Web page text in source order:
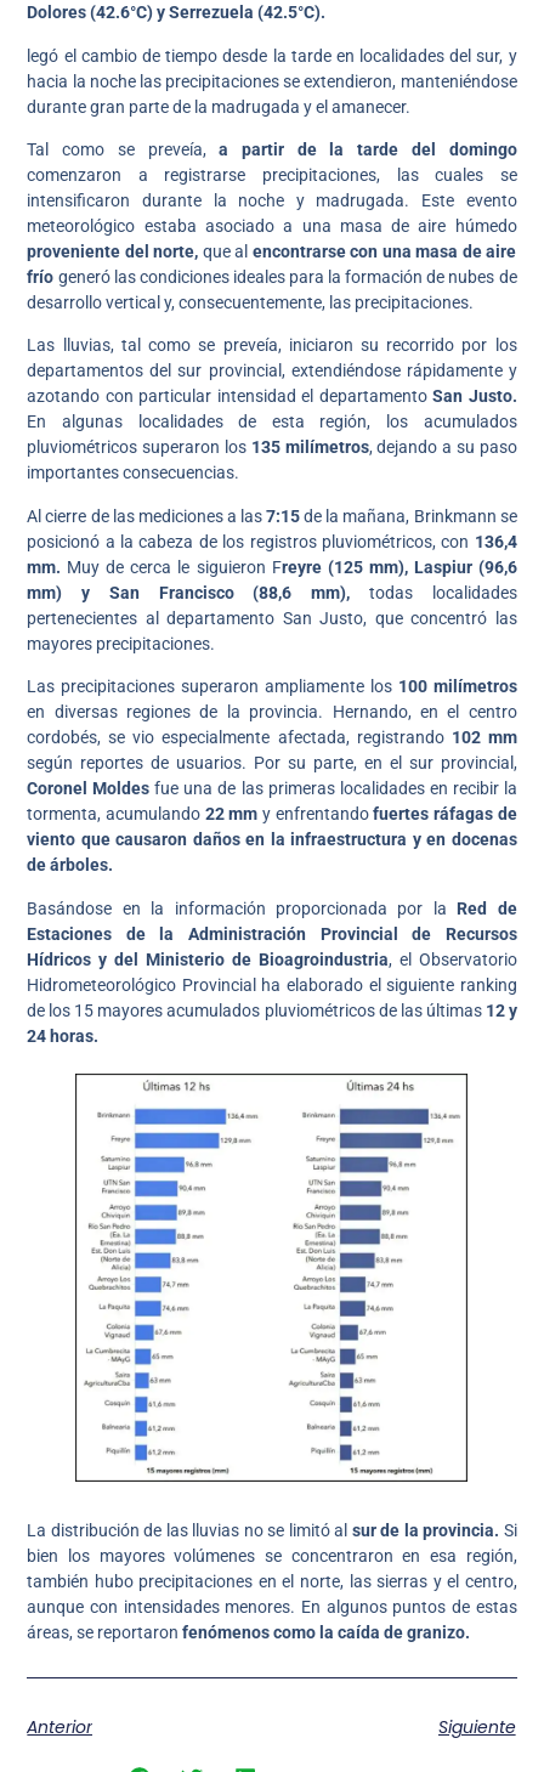
Dolores (42.6°C) y Serrezuela (42.5°C).
legó el cambio de tiempo desde la tarde en localidades del sur, y
hacia la noche las precipitaciones se extendieron, manteniéndose
durante gran parte de la madrugada y el amanecer.
Tal como se preveía, a partir de la tarde del domingo
comenzaron a registrarse precipitaciones, las cuales se
intensificaron durante la noche y madrugada. Este evento
meteorológico estaba asociado a una masa de aire húmedo
proveniente del norte, que al encontrarse con una masa de aire
frío generó las condiciones ideales para la formación de nubes de
desarrollo vertical y, consecuentemente, las precipitaciones.
Las lluvias, tal como se preveía, iniciaron su recorrido por los
departamentos del sur provincial, extendiéndose rápidamente y
azotando con particular intensidad el departamentoSan Justo.
En algunas localidades de esta región, los acumulados
pluviométricos superaron los 135 milímetros, dejando a su paso
importantes consecuencias.
Al cierre de las mediciones a las7:15de la mañana, Brinkmann se
posicionó a la cabeza de los registros pluviométricos, con 136,4
mm. Muy de cerca le siguieron Freyre (125 mm), Laspiur (96,6
mm) y San Francisco (88,6 mm), todas localidades
pertenecientes al departamento San Justo, que concentró las
mayores precipitaciones.
Las precipitaciones superaron ampliamente los 100 milímetros
en diversas regiones de la provincia. Hernando, en el centro
cordobés, se vio especialmente afectada, registrando 102 mm
según reportes de usuarios. Por su parte, en el sur provincial,
Coronel Moldes fue una de las primeras localidades en recibir la
tormenta, acumulando 22 mm y enfrentandofuertes ráfagas de
viento que causaron daños en la infraestructura y en docenas
de árboles.
Basándose en la información proporcionada por la Red de
Estaciones de la Administración Provincial de Recursos
Hídricos y del Ministerio de Bioagroindustria, el Observatorio
Hidrometeorológico Provincial ha elaborado el siguiente ranking
de los 15 mayores acumulados pluviométricos de las últimas 12 y
24 horas.
La distribución de las lluvias no se limitó al sur de la provincia. Si
bien los mayores volúmenes se concentraron en esa región,
también hubo precipitaciones en el norte, las sierras y el centro,
aunque con intensidades menores. En algunos puntos de estas
áreas, se reportaronfenómenos como la caída de granizo.
Anterior Siguiente